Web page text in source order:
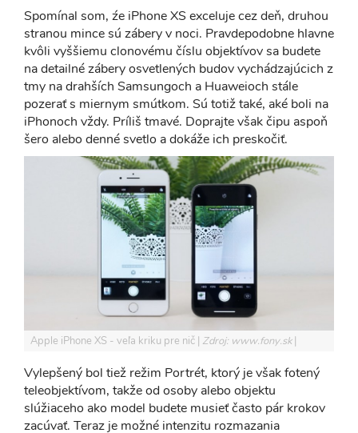
Spomínal som, źe iPhone XS exceluje cez deň, druhou
stranou mince sú zábery v noci. Pravdepodobne hlavne
kvôli vyššiemu clonovému číslu objektívov sa budete
na detailné zábery osvetlených budov vychádzajúcich z
tmy na drahších Samsungoch a Huaweioch stále
pozerať s miernym smútkom. Sú totiž také, aké boli na
iPhonoch vždy. Príliš tmavé. Doprajte však čipu aspoň
šero alebo denné svetlo a dokáže ich preskočiť.
Apple iPhone XS - veľa kriku pre nič Zdroj: www.fony.sk
Vylepšený bol tiež režim Portrét, ktorý je však fotený
teleobjektívom, takže od osoby alebo objektu
slúžiaceho ako model budete musieť často pár krokov
zacúvať. Teraz je možné intenzitu rozmazania